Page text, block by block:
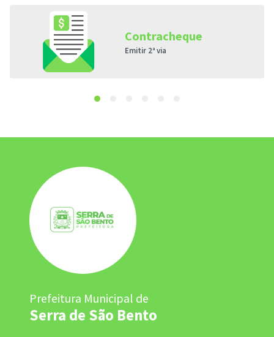
Contracheque
Emitir 2ª via
Prefeitura Municipal de
Serra de São Bento